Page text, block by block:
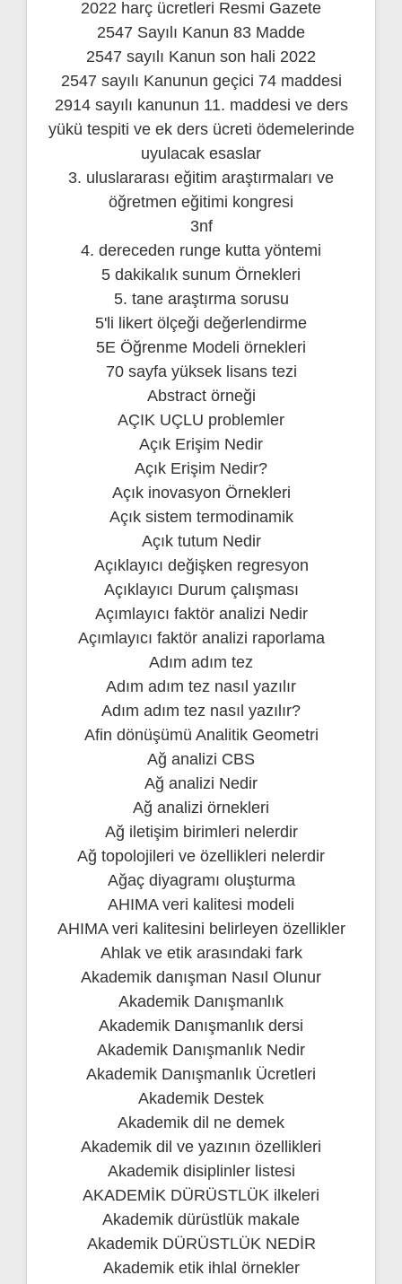
2022 harç ücretleri Resmi Gazete
2547 Sayılı Kanun 83 Madde
2547 sayılı Kanun son hali 2022
2547 sayılı Kanunun geçici 74 maddesi
2914 sayılı kanunun 11. maddesi ve ders
yükü tespiti ve ek ders ücreti ödemelerinde
uyulacak esaslar
3. uluslararası eğitim araştırmaları ve
öğretmen eğitimi kongresi
3nf
4. dereceden runge kutta yöntemi
5 dakikalık sunum Örnekleri
5. tane araştırma sorusu
5'li likert ölçeği değerlendirme
5E Öğrenme Modeli örnekleri
70 sayfa yüksek lisans tezi
Abstract örneği
AÇIK UÇLU problemler
Açık Erişim Nedir
Açık Erişim Nedir?
Açık inovasyon Örnekleri
Açık sistem termodinamik
Açık tutum Nedir
Açıklayıcı değişken regresyon
Açıklayıcı Durum çalışması
Açımlayıcı faktör analizi Nedir
Açımlayıcı faktör analizi raporlama
Adım adım tez
Adım adım tez nasıl yazılır
Adım adım tez nasıl yazılır?
Afin dönüşümü Analitik Geometri
Ağ analizi CBS
Ağ analizi Nedir
Ağ analizi örnekleri
Ağ iletişim birimleri nelerdir
Ağ topolojileri ve özellikleri nelerdir
Ağaç diyagramı oluşturma
AHIMA veri kalitesi modeli
AHIMA veri kalitesini belirleyen özellikler
Ahlak ve etik arasındaki fark
Akademik danışman Nasıl Olunur
Akademik Danışmanlık
Akademik Danışmanlık dersi
Akademik Danışmanlık Nedir
Akademik Danışmanlık Ücretleri
Akademik Destek
Akademik dil ne demek
Akademik dil ve yazının özellikleri
Akademik disiplinler listesi
AKADEMİK DÜRÜSTLÜK ilkeleri
Akademik dürüstlük makale
Akademik DÜRÜSTLÜK NEDİR
Akademik etik ihlal örnekler